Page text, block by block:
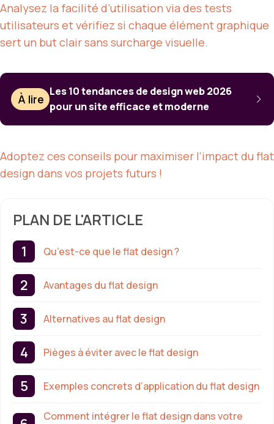
Analysez la facilité d’utilisation via des tests
utilisateurs et vérifiez si chaque élément graphique
sert un but clair sans surcharge visuelle.
À lire
Les 10 tendances de design web 2026
pour un site efficace et moderne
Adoptez ces conseils pour maximiser l’impact du flat
design dans vos projets futurs !
PLAN DE L'ARTICLE
Qu’est-ce que le flat design ?
Avantages du flat design
Alternatives au flat design
Pièges à éviter avec le flat design
Exemples concrets d’application du flat design
Comment intégrer le flat design dans votre